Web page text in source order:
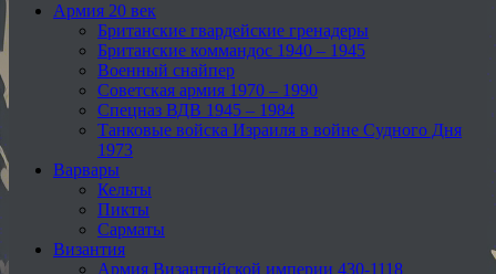
Армия 20 век
Британские гвардейские гренадеры
Британские коммандос 1940 – 1945
Военный снайпер
Советская армия 1970 – 1990
Спецназ ВДВ 1945 – 1984
Танковые войска Израиля в войне Судного Дня
1973
Варвары
Кельты
Пикты
Сарматы
Византия
Армия Византийской империи 430-1118